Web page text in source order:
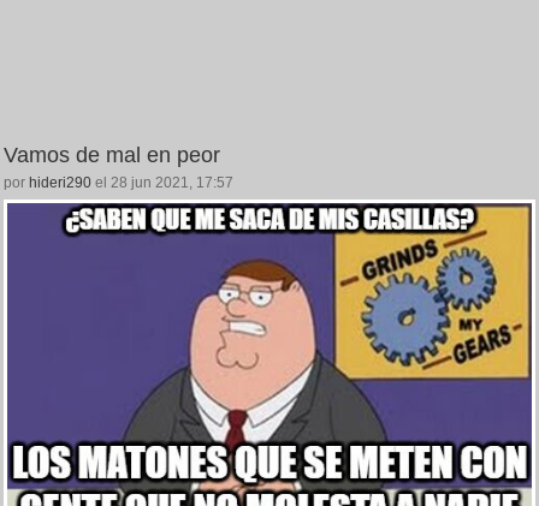
Vamos de mal en peor
por hideri290 el 28 jun 2021, 17:57